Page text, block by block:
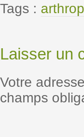
Tags :
Laisser un
Votre
champs